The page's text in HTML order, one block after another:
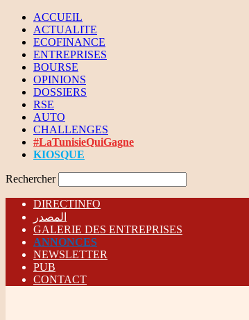
ACCUEIL
ACTUALITE
ECOFINANCE
ENTREPRISES
BOURSE
OPINIONS
DOSSIERS
RSE
AUTO
CHALLENGES
#LaTunisieQuiGagne
KIOSQUE
Rechercher
DIRECTINFO
المصدر
GALERIE DES ENTREPRISES
ANNONCES
NEWSLETTER
PUB
CONTACT